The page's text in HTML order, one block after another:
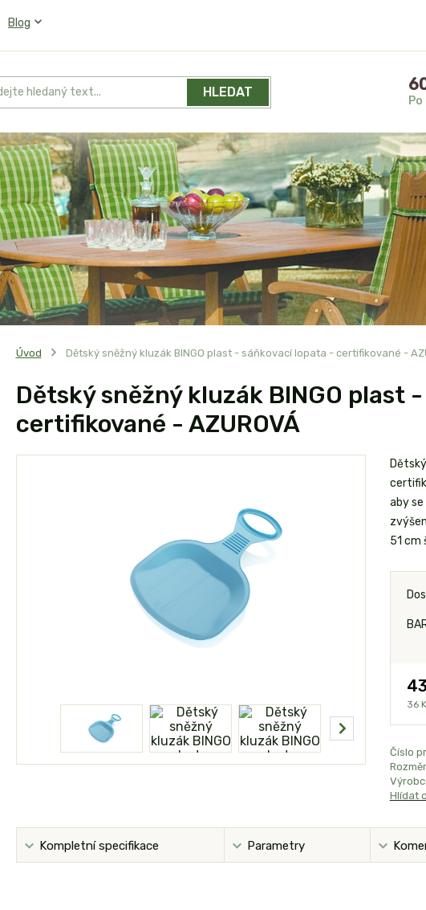
Blog
HLEDAT
Úvod Dětský sněžný kluzák BINGO plast - sáňkovací lopata - certifikované -
Dětský sněžný kluzák BINGO plast
certifikované - AZUROVÁ
aby
51 cm
36
Číslo
Hlídat
Kompletní specifikace Parametry